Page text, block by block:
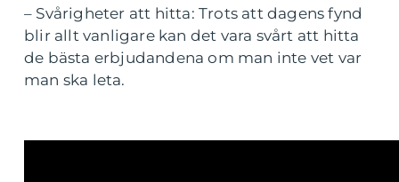
– Svårigheter att hitta: Trots att dagens fynd
blir allt vanligare kan det vara svårt att hitta
de bästa erbjudandena om man inte vet var
man ska leta.